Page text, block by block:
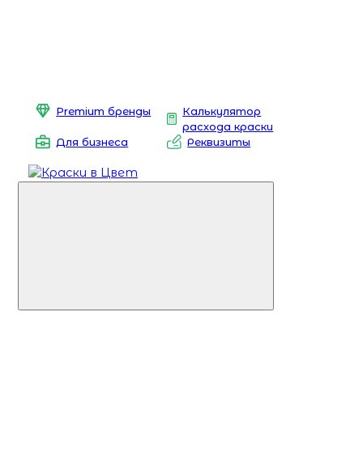
Premium бренды
Калькулятор
расхода краски
Для бизнеса
Реквизиты